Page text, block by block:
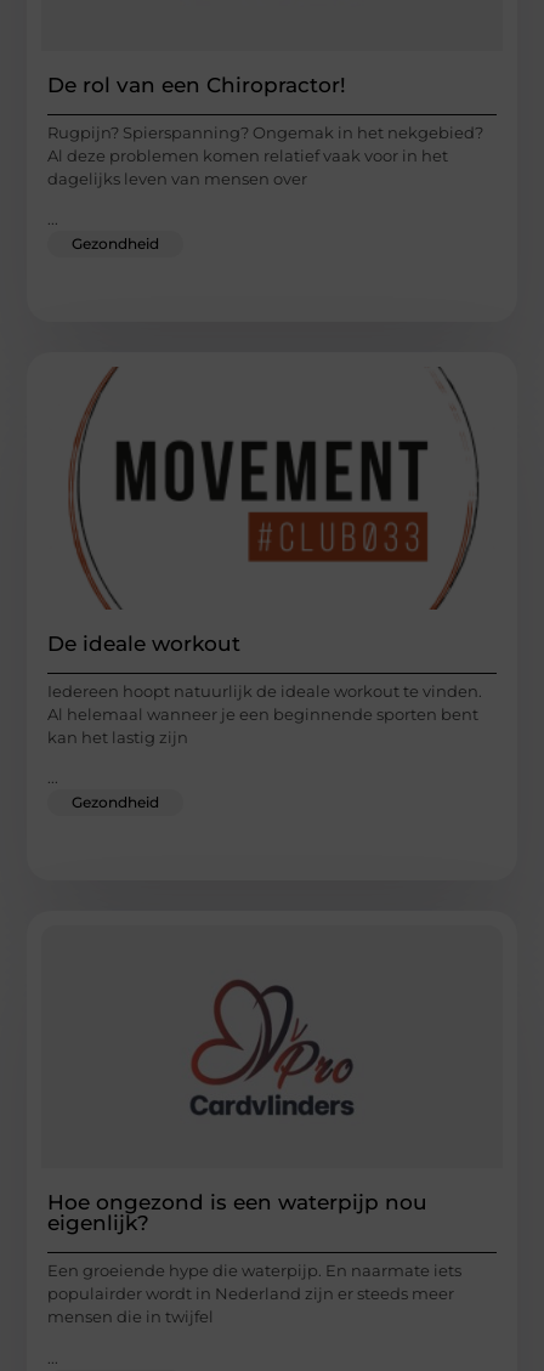
De rol van een Chiropractor!
Rugpijn? Spierspanning? Ongemak in het nekgebied?
Al deze problemen komen relatief vaak voor in het
dagelijks leven van mensen over
Gezondheid
De ideale workout
Iedereen hoopt natuurlijk de ideale workout te vinden.
Al helemaal wanneer je een beginnende sporten bent
kan het lastig zijn
...
Gezondheid
Hoe ongezond is een waterpijp nou
eigenlijk?
Een groeiende hype die waterpijp. En naarmate iets
populairder wordt in Nederland zijn er steeds meer
mensen die in twijfel